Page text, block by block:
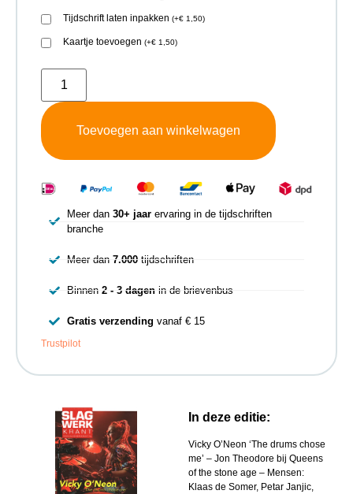
In deze editie:
Vicky O’Neon ‘The drums chose
me’ – Jon Theodore bij Queens
of the stone age – Mensen:
Klaas de Somer, Petar Janjic,
Tijdschrift laten inpakken (+€ 1,50)
Kaartje toevoegen (+€ 1,50)
Toevoegen aan winkelwagen
Meer dan 30+ jaarervaring in de tijdschriften
branche
Meer dan 7.000tijdschriften
Binnen 2 - 3 dagenin de brievenbus
Gratis verzending vanaf € 15
Trustpilot